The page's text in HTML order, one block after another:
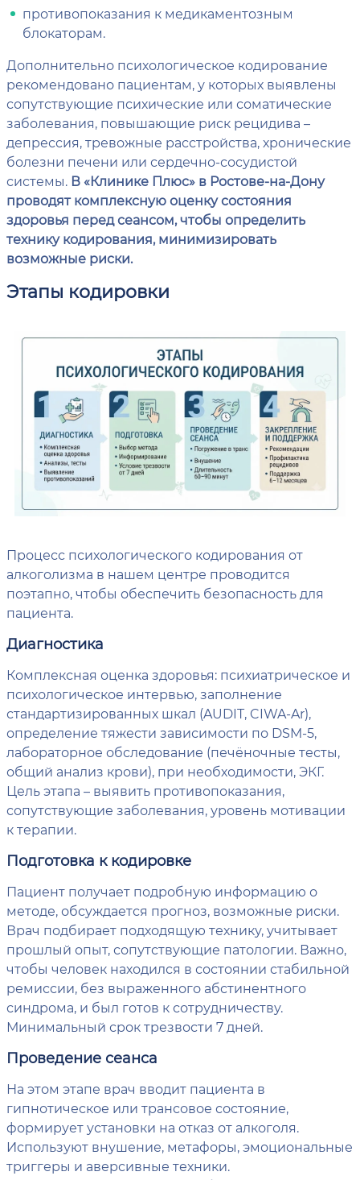
противопоказания к медикаментозным
блокаторам.
Дополнительно психологическое кодирование
рекомендовано пациентам, у которых выявлены
сопутствующие психические или соматические
заболевания, повышающие риск рецидива –
депрессия, тревожные расстройства, хронические
болезни печени или сердечно-сосудистой
системы. В «Клинике Плюс» в Ростове-на-Дону
проводят комплексную оценку состояния
здоровья перед сеансом, чтобы определить
технику кодирования, минимизировать
возможные риски.
Этапы кодировки
Процесс психологического кодирования от
алкоголизма в нашем центре проводится
поэтапно, чтобы обеспечить безопасность для
пациента.
Диагностика
Комплексная оценка здоровья: психиатрическое и
психологическое интервью, заполнение
стандартизированных шкал (AUDIT, CIWA-Ar),
определение тяжести зависимости по DSM-5,
лабораторное обследование (печёночные тесты,
общий анализ крови), при необходимости, ЭКГ.
Цель этапа – выявить противопоказания,
сопутствующие заболевания, уровень мотивации
к терапии.
Подготовка к кодировке
Пациент получает подробную информацию о
методе, обсуждается прогноз, возможные риски.
Врач подбирает подходящую технику, учитывает
прошлый опыт, сопутствующие патологии. Важно,
чтобы человек находился в состоянии стабильной
ремиссии, без выраженного абстинентного
синдрома, и был готов к сотрудничеству.
Минимальный срок трезвости 7 дней.
Проведение сеанса
На этом этапе врач вводит пациента в
гипнотическое или трансовое состояние,
формирует установки на отказ от алкоголя.
Используют внушение, метафоры, эмоциональные
триггеры и аверсивные техники.